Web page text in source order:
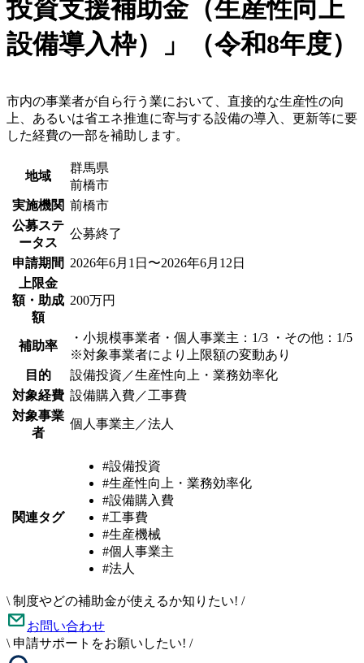
投資支援補助金（生産性向上
設備導入枠）」（令和8年度）
市内の事業者が自ら行う業において、直接的な生産性の向
上、あるいは省エネ推進に寄与する設備の導入、更新等に要
した経費の一部を補助します。
地域
群馬県
前橋市
実施機関 前橋市
公募ステ
ータス
公募終了
申請期間 2026年6月1日〜2026年6月12日
上限金
額・助成
額
200万円
補助率
・小規模事業者・個人事業主：1/3 ・その他：1/5
※対象事業者により上限額の変動あり
目的
設備投資／生産性向上・業務効率化
対象経費 設備購入費／工事費
対象事業
者
個人事業主／法人
関連タグ
#設備投資
#生産性向上・業務効率化
#設備購入費
#工事費
#生産機械
#個人事業主
#法人
\ 制度やどの補助金が使えるか知りたい! /
お問い合わせ
\ 申請サポートをお願いしたい! /